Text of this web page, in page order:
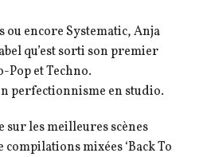
encore Systematic, Anja
qu’est sorti son premier
Pop et Techno.
perfectionnisme en studio.
les meilleures scènes
mixées ‘Back To